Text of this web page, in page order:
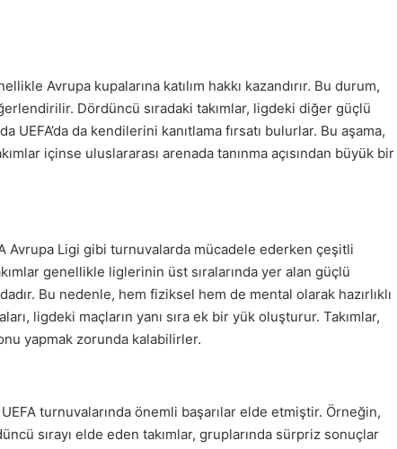
Avrupa kupalarına katılım hakkı kazandırır. Bu durum,
Dördüncü sıradaki takımlar, ligdeki diğer güçlü
UEFA’da da kendilerini kanıtlama fırsatı bulurlar. Bu aşama,
içinse uluslararası arenada tanınma açısından büyük bir
Avrupa Ligi gibi turnuvalarda mücadele ederken çeşitli
genellikle liglerinin üst sıralarında yer alan güçlü
Bu nedenle, hem fiziksel hem de mental olarak hazırlıklı
ligdeki maçların yanı sıra ek bir yük oluşturur. Takımlar,
yapmak zorunda kalabilirler.
turnuvalarında önemli başarılar elde etmiştir. Örneğin,
sırayı elde eden takımlar, gruplarında sürpriz sonuçlar